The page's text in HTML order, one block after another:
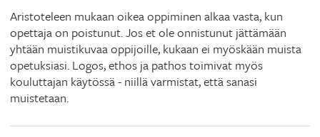
Aristoteleen mukaan oikea oppiminen alkaa vasta, kun
opettaja on poistunut. Jos et ole onnistunut jättämään
yhtään muistikuvaa oppijoille, kukaan ei myöskään muista
opetuksiasi. Logos, ethos ja pathos toimivat myös
kouluttajan käytössä - niillä varmistat, että sanasi
muistetaan.